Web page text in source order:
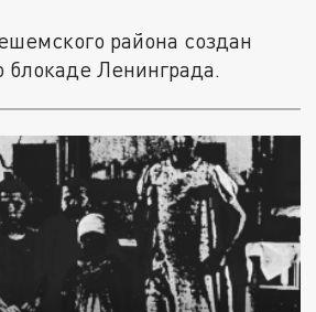
района создан
блокаде Ленинграда.